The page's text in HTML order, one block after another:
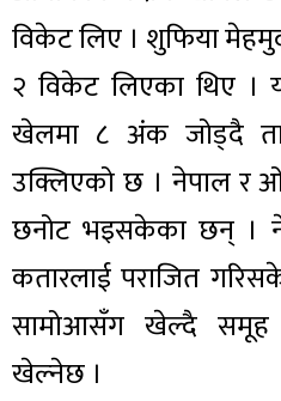
विकेट लिए । शुफिया
२ विकेट लिएका थिए
खेलमा ८ अंक जोड्दै
उक्लिएको छ । नेपाल र
छनोट भइसकेका छन् ।
कतारलाई पराजित
सामोआसँग खेल्दै
खेल्नेछ ।